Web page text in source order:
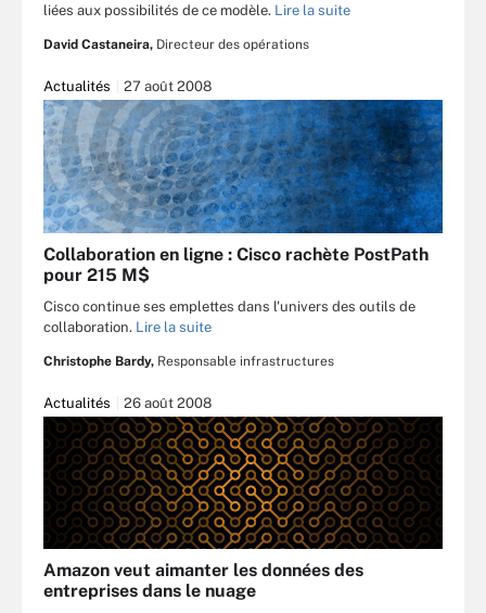
liées aux possibilités de ce modèle. Lire la suite
David Castaneira, Directeur des opérations
Actualités 27 août 2008
Collaboration en ligne : Cisco rachète PostPath
pour 215 M$
Cisco continue ses emplettes dans l'univers des outils de
collaboration. Lire la suite
Christophe Bardy, Responsable infrastructures
Actualités 26 août 2008
Amazon veut aimanter les données des
entreprises dans le nuage